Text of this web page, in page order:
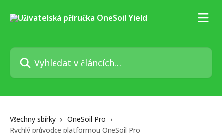
Vyhledat v článcích…
Všechny sbírky
OneSoil Pro
Rychlý průvodce platformou OneSoil Pro